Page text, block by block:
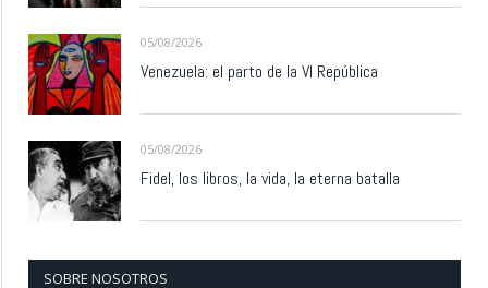
05/08/2026
Venezuela: el parto de la VI República
05/08/2026
Fidel, los libros, la vida, la eterna batalla
SOBRE NOSOTROS